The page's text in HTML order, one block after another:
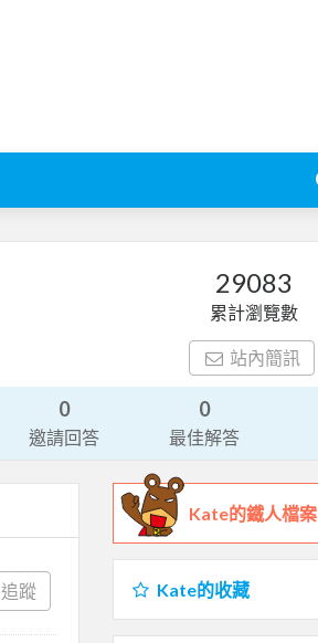
29083
累計瀏覽數
站內簡訊
0
邀請回答
0
最佳解答
追蹤
Kate的鐵人檔案
Kate的收藏